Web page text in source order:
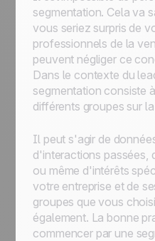
segmentation. Cela va
vous seriez surpris de
professionnels de la
peuvent négliger ce
Dans le contexte du
segmentation consiste
différents groupes sur
Il peut s'agir de
d'interactions passées,
ou même d'intérêts
votre entreprise et de
groupes que vous
également. La bonne
commencer par une